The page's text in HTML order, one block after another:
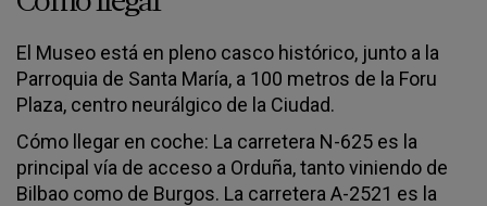
El Museo está en pleno casco histórico, junto a la
Parroquia de Santa María, a 100 metros de la Foru
Plaza, centro neurálgico de la Ciudad.
Cómo llegar en coche: La carretera N-625 es la
principal vía de acceso a Orduña, tanto viniendo de
Bilbao como de Burgos. La carretera A-2521 es la